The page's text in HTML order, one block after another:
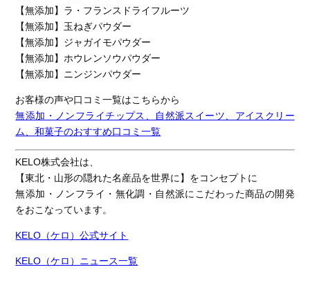
【無添加】ラ・フランスドライフルーツ
【無添加】玉ねぎパウダー
【無添加】ジャガイモパウダー
【無添加】ホウレンソウパウダー
【無添加】ニンジンパウダー
お客様の声や口コミ一覧はこちらから
無添加・ノンフライチップス、自然派スイーツ、アイスクリー
ム、和菓子のおすすめ口コミ一覧
KELO株式会社は、
【東北・山形の隠れた名産品を世界に】をコンセプトに
無添加・ノンフライ・無化調・自然派にこだわった商品の開発
をおこなっています。
KELO（ケロ）公式サイト
KELO（ケロ）ニュース一覧